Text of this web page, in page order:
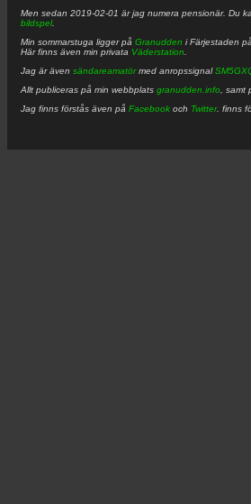
Men sedan 2019-02-01 är jag numera pensionär. Du
bildspel.
Min sommarstuga ligger på Granudden i Färjestaden
Här finns även min privata Väderstation
Jag är även sändareamatörmed anropssignal
Allt publiceras på min webbplats granudden.info ,
Jag finns förstås även på Facebook och Twitter. finns